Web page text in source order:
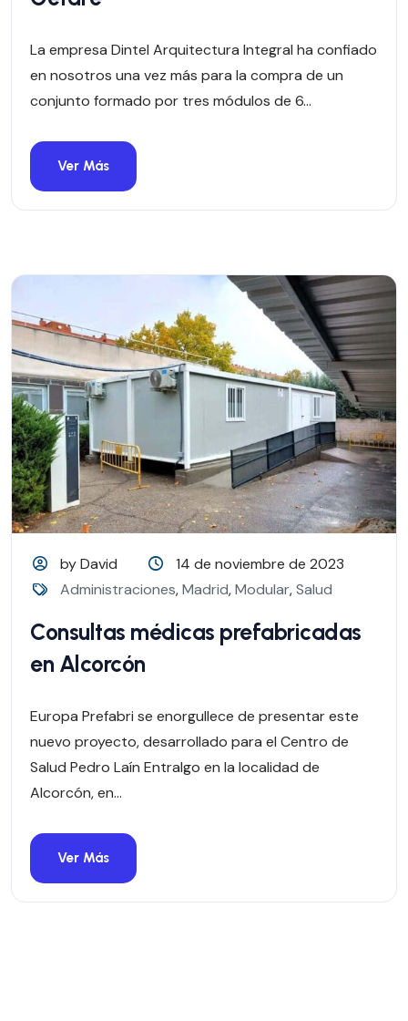
La empresa Dintel Arquitectura Integral ha confiado
en nosotros una vez más para la compra de un
conjunto formado por tres módulos de 6...
Ver Más
by David
14 de noviembre de 2023
Administraciones,Madrid,Modular,Salud
Consultas médicas prefabricadas
en Alcorcón
Europa Prefabri se enorgullece de presentar este
nuevo proyecto, desarrollado para el Centro de
Salud Pedro Laín Entralgo en la localidad de
Alcorcón, en...
Ver Más